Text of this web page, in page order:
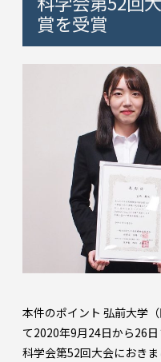
賞を受賞
本件のポイント 弘前大学
て2020年9月24日から26
科学会第52回大会におき